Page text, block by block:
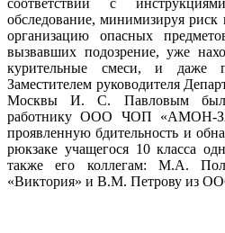
обследование, минимизируя риск
организацию опасных
вызвавших подозрение, уже
курительные смеси, и даже
Заместителем руководителя
Москвы И. С. Павловым была
работнику ООО ЧОП «АМОН-
проявленную бдительность и
рюкзаке учащегося 10 класса
также его коллегам: М.А.
«Виктория» и В.М. Петрову из